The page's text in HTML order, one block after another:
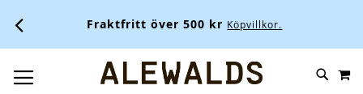
Fraktfritt över 500 kr Köpvillkor.
SKIP